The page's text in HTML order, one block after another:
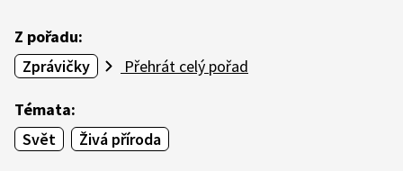
Z pořadu:
Zprávičky
Přehrát celý pořad
Témata:
Svět
Živá příroda